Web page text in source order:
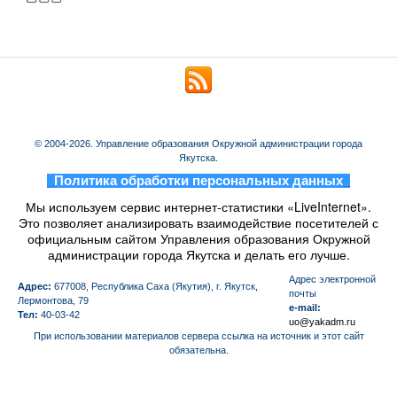
© 2004-2026. Управление образования Окружной администрации города
Якутска.
Политика обработки персональных данных
Мы используем сервис интернет-статистики «LiveInternet».
Это позволяет анализировать взаимодействие посетителей с
официальным сайтом Управления образования Окружной
администрации города Якутска и делать его лучше.
Адрес: 677008, Республика Саха (Якутия), г. Якутск,
Лермонтова, 79
Тел: 40-03-42
Aдрес электронной
почты
e-mail:
uo@yakadm.ru
При использовании материалов сервера ссылка на источник и этот сайт
обязательна.